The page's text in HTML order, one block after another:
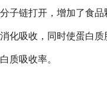
分子链打开，增加了食
消化吸收，同时使蛋白
白质吸收率。